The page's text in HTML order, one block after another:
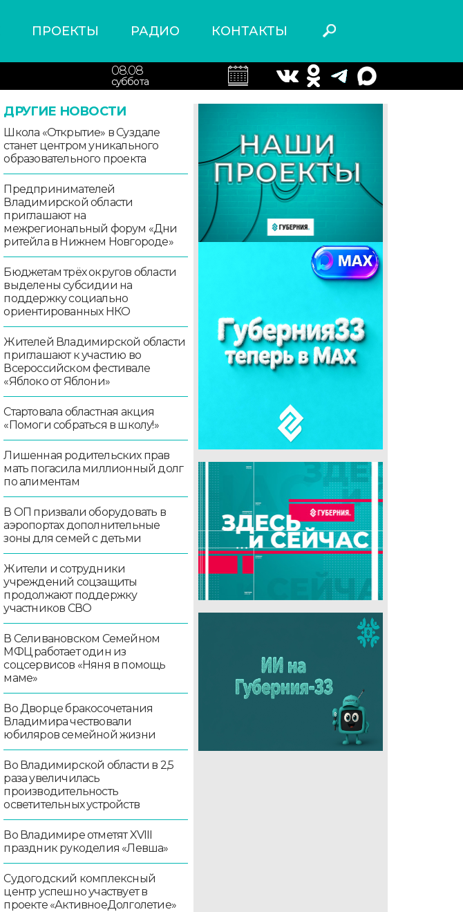
ПРОЕКТЫ РАДИО КОНТАКТЫ
08.08
суббота
ДРУГИЕ НОВОСТИ
Школа «Открытие» в Суздале
станет центром уникального
образовательного проекта
Предпринимателей
Владимирской области
приглашают на
межрегиональный форум «Дни
ритейла в Нижнем Новгороде»
Бюджетам трёх округов области
выделены субсидии на
поддержку социально
ориентированных НКО
Жителей Владимирской области
приглашают к участию во
Всероссийском фестивале
«Яблоко от Яблони»
Стартовала областная акция
«Помоги собраться в школу!»
Лишенная родительских прав
мать погасила миллионный долг
по алиментам
В ОП призвали оборудовать в
аэропортах дополнительные
зоны для семей с детьми
Жители и сотрудники
учреждений соцзащиты
продолжают поддержку
участников СВО
В Селивановском Семейном
МФЦ работает один из
соцсервисов «Няня в помощь
маме»
Во Дворце бракосочетания
Владимира чествовали
юбиляров семейной жизни
Во Владимирской области в 2,5
раза увеличилась
производительность
осветительных устройств
Во Владимире отметят XVIII
праздник рукоделия «Левша»
Судогодский комплексный
центр успешно участвует в
проекте «АктивноеДолголетие»